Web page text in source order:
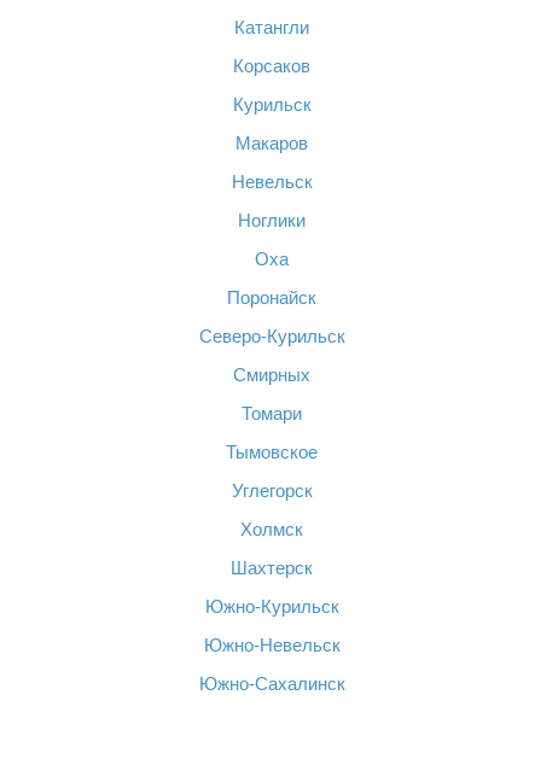
Катангли
Корсаков
Курильск
Макаров
Невельск
Ноглики
Оха
Поронайск
Северо-Курильск
Смирных
Томари
Тымовское
Углегорск
Холмск
Шахтерск
Южно-Курильск
Южно-Невельск
Южно-Сахалинск